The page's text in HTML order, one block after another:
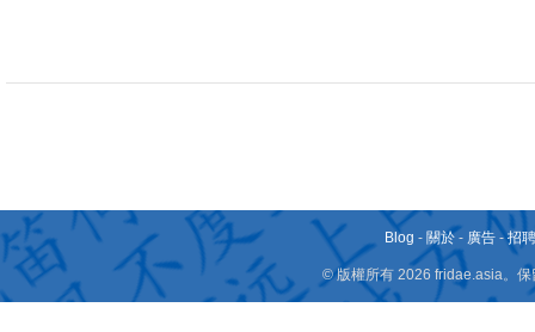
Blog - 關於 - 廣告 -招
© 版權所有 2026 fridae.asia。